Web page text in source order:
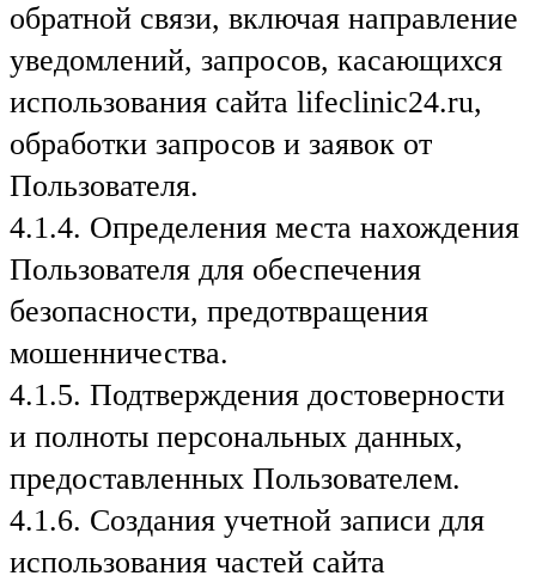
обратной связи, включая направление
уведомлений, запросов, касающихся
использования сайта lifeclinic24.ru,
обработки запросов и заявок от
Пользователя.
4.1.4. Определения места нахождения
Пользователя для обеспечения
безопасности, предотвращения
мошенничества.
4.1.5. Подтверждения достоверности
и полноты персональных данных,
предоставленных Пользователем.
4.1.6. Создания учетной записи для
использования частей сайта